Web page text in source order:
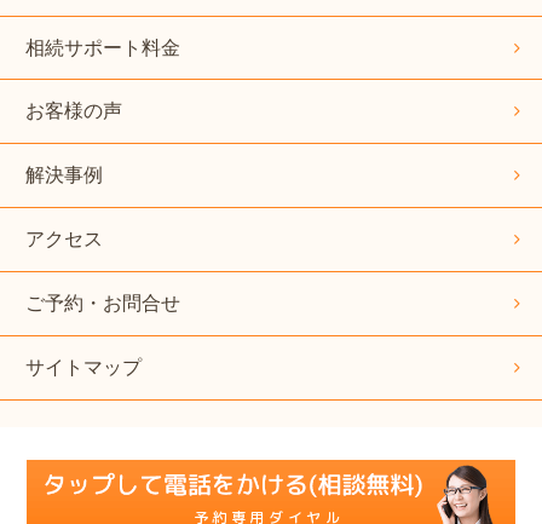
相続サポート料金
お客様の声
解決事例
アクセス
ご予約・お問合せ
サイトマップ